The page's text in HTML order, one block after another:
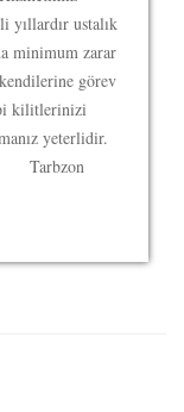
yıllardır ustalık
minimum zarar
görev
kilitlerinizi
yeterlidir.
Tarbzon